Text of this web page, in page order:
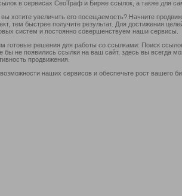
в сервисах СеоТраф и Бирже ссылок, а также для
вы хотите увеличить его посещаемость? Начните
тем быстрее получите результат. Для достижения
систем и постоянно совершенствуем наши сервисы.
готовые решения для работы со ссылками: Поиск
бы не появились ссылки на ваш сайт, здесь вы всегда
продвижения.
наших сервисов и обеспечьте рост вашего